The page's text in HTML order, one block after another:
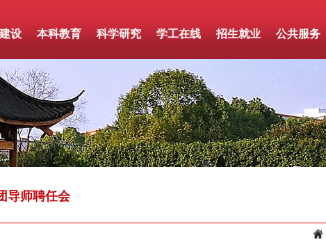
设 本科教育 科学研究 学工在线 招生就业 公共服务
导师聘任会